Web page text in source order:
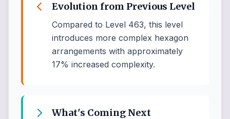
Evolution from Previous Level
Compared to Level 463, this level
introduces more complex hexagon
arrangements with approximately
17% increased complexity.
What's Coming Next